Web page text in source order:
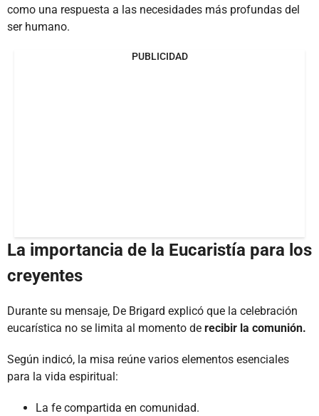
como una respuesta a las necesidades más profundas del
ser humano.
PUBLICIDAD
La importancia de la Eucaristía para los
creyentes
Durante su mensaje, De Brigard explicó que la celebración
eucarística no se limita al momento de recibir la comunión.
Según indicó, la misa reúne varios elementos esenciales
para la vida espiritual:
La fe compartida en comunidad.